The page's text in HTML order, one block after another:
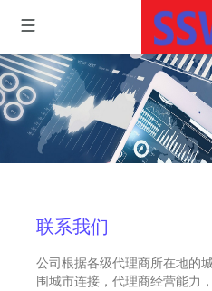
联系我们
公司根据各级代理商所在地的
围城市连接，代理商经营能力